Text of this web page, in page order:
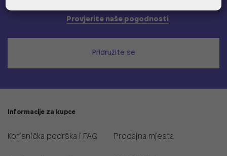
Provjerite naše pogodnosti
Pridružite se
Informacije za kupce
Korisnička podrška i FAQ Prodajna mjesta